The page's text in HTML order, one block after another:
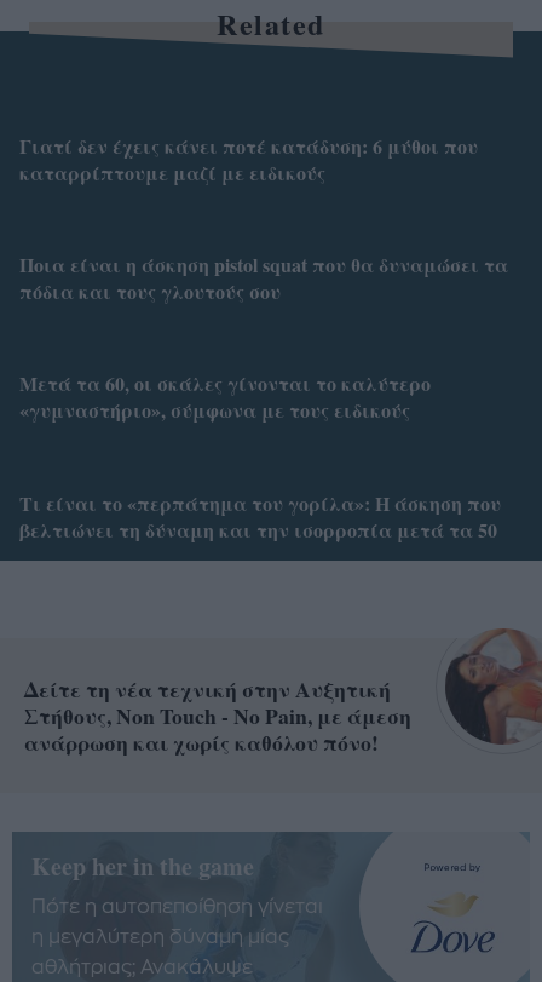
Related
Γιατί δεν έχεις κάνει ποτέ κατάδυση: 6 μύθοι που
καταρρίπτουμε μαζί με ειδικούς
Ποια είναι η άσκηση pistol squat που θα δυναμώσει τα
πόδια και τους γλουτούς σου
Μετά τα 60, οι σκάλες γίνονται το καλύτερο
«γυμναστήριο», σύμφωνα με τους ειδικούς
Τι είναι το «περπάτημα του γορίλα»: Η άσκηση που
βελτιώνει τη δύναμη και την ισορροπία μετά τα 50
Δείτε τη νέα τεχνική στην Αυξητική
Στήθους, Non Touch - No Pain, με άμεση
ανάρρωση και χωρίς καθόλου πόνο!
Keep her in the game
Πότε η αυτοπεποίθηση γίνεται
η μεγαλύτερη δύναμη μίας
αθλήτριας; Ανακάλυψε